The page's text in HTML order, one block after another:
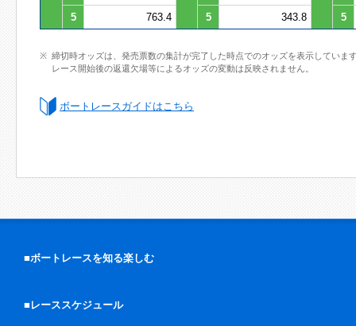
5
763.4 5 343.8 5
締切時オッズは、発売票数の集計が完了した時点でのオッズを表示していま
レース開始後の返還欠場等によるオッズの変動は反映されません。
ボートレースガイドはこちら
■ボートレースを知る楽しむ
■レーススケジュール